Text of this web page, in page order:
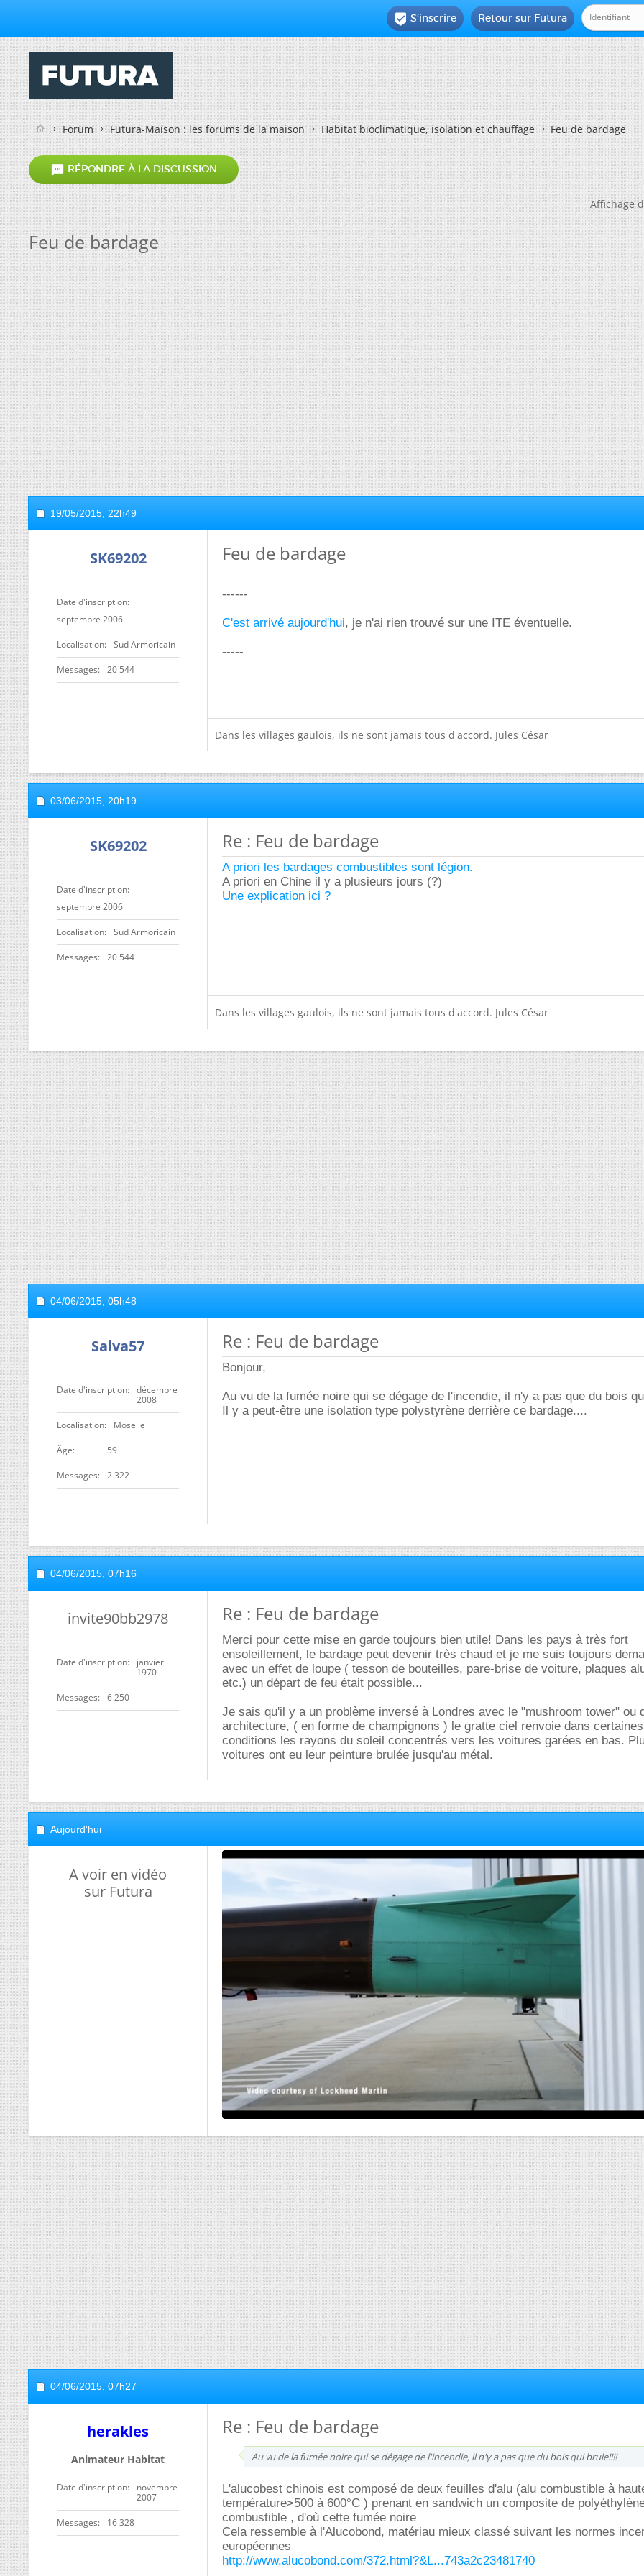
Retour sur Futura
 S'inscrire
Forum Futura-Maison : les forums de la maison Habitat bioclimatique, isolation et chauffage Feu de bardage
 RÉPONDRE À LA DISCUSSION
Affichage
Feu de bardage
19/05/2015, 22h49
SK69202
Date d'inscription
septembre 2006
Localisation Sud Armoricain
Messages 20 544
Feu de bardage
------
C'est arrivé aujourd'hui, je n'ai rien trouvé sur une ITE éventuelle.
-----
Dans les villages gaulois, ils ne sont jamais tous d'accord. Jules César
03/06/2015, 20h19
SK69202
Date d'inscription
septembre 2006
Localisation Sud Armoricain
Messages 20 544
Re : Feu de bardage
A priori les bardages combustibles sont légion.
A priori en Chine il y a plusieurs jours (?)
Une explication ici ?
Dans les villages gaulois, ils ne sont jamais tous d'accord. Jules César
04/06/2015, 05h48
Salva57
Date d'inscription
décembre
2008
Localisation Moselle
ge 59
Messages 2 322
Re : Feu de bardage
Bonjour,
Au vu de la fumée noire qui se dégage de l'incendie, il n'y a pas que du bois
Il y a peut-être une isolation type polystyrène derrière ce bardage....
04/06/2015, 07h16
invite90bb2978
Date d'inscription
janvier
1970
Messages 6 250
Re : Feu de bardage
Merci pour cette mise en garde toujours bien utile! Dans les pays à très fort
ensoleillement, le bardage peut devenir très chaud et je me suis toujours
avec un effet de loupe ( tesson de bouteilles, pare-brise de voiture, plaques
etc.) un départ de feu était possible...
Je sais qu'il y a un problème inversé à Londres avec le "mushroom tower" ou
architecture, ( en forme de champignons ) le gratte ciel renvoie dans certaines
conditions les rayons du soleil concentrés vers les voitures garées en bas.
voitures ont eu leur peinture brulée jusqu'au métal.
Aujourd'hui
A voir en vidéo
sur Futura
04/06/2015, 07h27
herakles
Animateur Habitat
Date d'inscription
novembre
2007
Messages 16 328
Re : Feu de bardage
Au vu de la fumée noire qui se dégage de l'incendie, il n'y a pas que du bois qui brule!!!!
L'alucobest chinois est composé de deux feuilles d'alu (alu combustible à
température>500 à 600°C ) prenant en sandwich un composite de
combustible , d'où cette fumée noire
Cela ressemble à l'Alucobond, matériau mieux classé suivant les normes
européennes
http://www.alucobond.com/372.html?&L...743a2c23481740